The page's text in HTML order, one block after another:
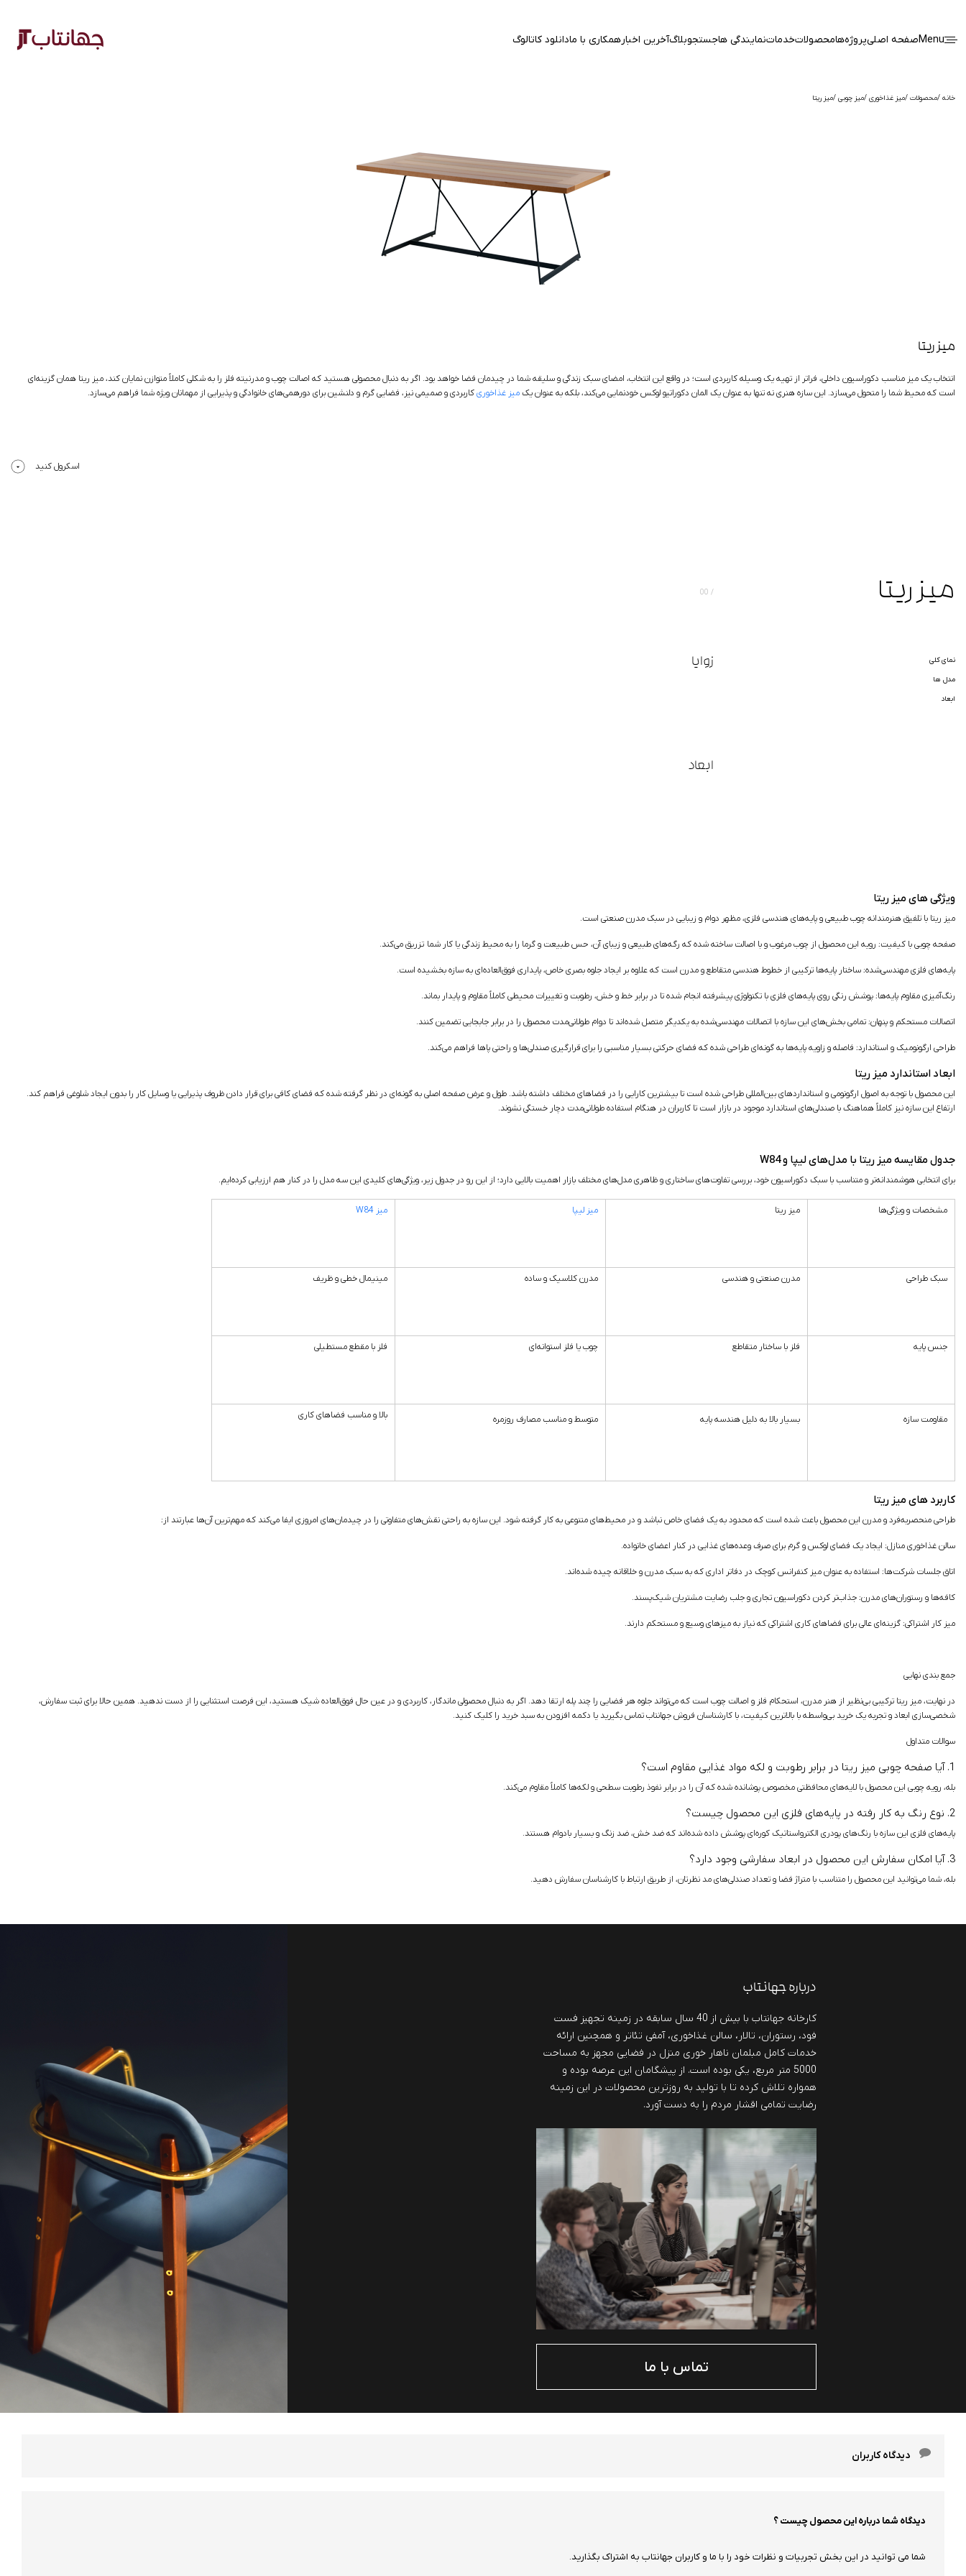
Menuصفحه اصلیپروژه‌هامحصولاتخدماتنمایندگی هاجستجوبلاگآخرین اخبارهمکاری با مادانلود کاتالوگ
خانه محصولات میز غذاخوری میز چوبی میز ریتا
میز ریتا
انتخاب یک میز مناسب دکوراسیون داخلی، فراتر از تهیه یک وسیله کاربردی است؛ در واقع این انتخاب، امضای سبک زندگی و سلیقه شما در چیدمان فضا خواهد بود. اگر به دنبال محصولی هستید که اصالت چوب و مدرنیته فلز را به شکلی کاملاً متوازن نمایان کند، میز ریتا همان گزینه‌ای
است که محیط شما را متحول می‌سازد. این سازه هنری نه تنها به عنوان یک المان دکوراتیو لوکس خودنمایی می‌کند، بلکه به عنوان یکمیز غذاخوریکاربردی و صمیمی نیز، فضایی گرم و دلنشین برای دورهمی‌های خانوادگی و پذیرایی از مهمانان ویژه شما فراهم می‌سازد.
اسکرول کنید
میز ریتا
نمای کلی
مدل ها
ابعاد
00
زوایا
ابعاد
ویژگی های میز ریتا
میز ریتا با تلفیق هنرمندانه چوب طبیعی و پایه‌های هندسی فلزی، مظهر دوام و زیبایی در سبک مدرن صنعتی است.
صفحه چوبی با کیفیت: رویه این محصول از چوب مرغوب و با اصالت ساخته شده که رگه‌های طبیعی و زیبای آن، حس طبیعت و گرما را به محیط زندگی یا کار شما تزریق می‌کند.
پایه‌های فلزی مهندسی‌شده:ساختار پایه‌ها ترکیبی از خطوط هندسی متقاطع و مدرن است که علاوه بر ایجاد جلوه بصری خاص، پایداری فوق‌العاده‌ای به سازه بخشیده است.
رنگ‌آمیزی مقاوم پایه‌ها:پوشش رنگی روی پایه‌های فلزی با تکنولوژی پیشرفته انجام شده تا در برابر خط و خش، رطوبت و تغییرات محیطی کاملاً مقاوم و پایدار بماند.
اتصالات مستحکم و پنهان:تمامی بخش‌های این سازه با اتصالات مهندسی‌شده به یکدیگر متصل شده‌اند تا دوام طولانی‌مدت محصول را در برابر جابجایی تضمین کنند.
طراحی ارگونومیک و استاندارد: فاصله و زاویه پایه‌ها به گونه‌ای طراحی شده که فضای حرکتی بسیار مناسبی را برای قرارگیری صندلی‌ها و راحتی پاها فراهم می‌کند.
ابعاد استاندارد میز ریتا
این محصول با توجه به اصول ارگونومی و استانداردهای بین‌المللی طراحی شده است تا بیشترین کارایی را در فضاهای مختلف داشته باشد. طول و عرض صفحه اصلی به گونه‌ای در نظر گرفته شده که فضای کافی برای قرار دادن ظروف پذیرایی یا وسایل کار را بدون ایجاد شلوغی فراهم کند.
ارتفاع این سازه نیز کاملاً هماهنگ با صندلی‌های استاندارد موجود در بازار است تا کاربران در هنگام استفاده طولانی‌مدت دچار خستگی نشوند.
جدول مقایسه میز ریتا با مدل‌های لیپا و W84
برای انتخابی هوشمندانه‌تر و متناسب با سبک دکوراسیون خود، بررسی تفاوت‌های ساختاری و ظاهری مدل‌های مختلف بازار اهمیت بالایی دارد؛ از این رو در جدول زیر، ویژگی‌های کلیدی این سه مدل را در کنار هم ارزیابی کرده‌ایم.
مشخصات و ویژگی‌ها میز ریتا میز لیپا میز W84
سبک طراحی مدرن صنعتی و هندسی مدرن کلاسیک و ساده مینیمال خطی و ظریف
جنس پایه فلز با ساختار متقاطع چوب یا فلز استوانه‌ای فلز با مقطع مستطیلی
مقاومت سازه بسیار بالا به دلیل هندسه پایه متوسط و مناسب مصارف روزمره بالا و مناسب فضاهای کاری
کاربرد های میز ریتا
طراحی منحصربه‌فرد و مدرن این محصول باعث شده است که محدود به یک فضای خاص نباشد و در محیط‌های متنوعی به کار گرفته شود. این سازه به راحتی نقش‌های متفاوتی را در چیدمان‌های امروزی ایفا می‌کند که مهم‌ترین آن‌ها عبارتند از:
سالن غذاخوری منازل: ایجاد یک فضای لوکس و گرم برای صرف وعده‌های غذایی در کنار اعضای خانواده.
اتاق جلسات شرکت‌ها: استفاده به عنوان میز کنفرانس کوچک در دفاتر اداری که به سبک مدرن و خلاقانه چیده شده‌اند.
کافه‌ها و رستوران‌های مدرن:جذاب‌تر کردن دکوراسیون تجاری و جلب رضایت مشتریان شیک‌پسند.
میز کار اشتراکی:گزینه‌ای عالی برای فضاهای کاری اشتراکی که نیاز به میزهای وسیع و مستحکم دارند.
جمع بندی نهایی
در نهایت، میز ریتا ترکیبی بی‌نظیر از هنر مدرن، استحکام فلز و اصالت چوب است که می‌تواند جلوه هر فضایی را چند پله ارتقا دهد. اگر به دنبال محصولی ماندگار، کاربردی و در عین حال فوق‌العاده شیک هستید، این فرصت استثنایی را از دست ندهید. همین حالا برای ثبت سفارش،
شخصی‌سازی ابعاد و تجربه یک خرید بی‌واسطه با بالاترین کیفیت، با کارشناسان فروش جهانتاب تماس بگیرید یا دکمه افزودن به سبد خرید را کلیک کنید.
سوالات متداول
1. آیا صفحه چوبی میز ریتا در برابر رطوبت و لکه مواد غذایی مقاوم است؟
بله، رویه چوبی این محصول با لایه‌های محافظتی مخصوص پوشانده شده که آن را در برابر نفوذ رطوبت سطحی و لکه‌ها کاملاً مقاوم می‌کند.
2. نوع رنگ به کار رفته در پایه‌های فلزی این محصول چیست؟
پایه‌های فلزی این سازه با رنگ‌های پودری الکترواستاتیک کوره‌ای پوشش داده شده‌اند که ضد خش، ضد زنگ و بسیار بادوام هستند.
3. آیا امکان سفارش این محصول در ابعاد سفارشی وجود دارد؟
بله، شما می‌توانید این محصول را متناسب با متراژ فضا و تعداد صندلی‌های مد نظرتان، از طریق ارتباط با کارشناسان سفارش دهید.
درباره جهانتاب
کارخانه جهانتاب با بیش از 40 سال سابقه در زمینه تجهیز فست
فود، رستوران، تالار، سالن غذاخوری، آمفی تئاتر و همچنین ارائه
خدمات کامل مبلمان ناهار خوری منزل در فضایی مجهز به مساحت
5000 متر مربع، یکی بوده است. از پیشگامان این عرصه بوده و
همواره تلاش کرده تا با تولید به روزترین محصولات در این زمینه
رضایت تمامی اقشار مردم را به دست آورد.
تماس با ما
دیدگاه کاربران
دیدگاه شما درباره این محصول چیست ؟
شما می توانید در این بخش تجربیات و نظرات خود را با ما و کاربران جهانتاب به اشتراک بگذارید.